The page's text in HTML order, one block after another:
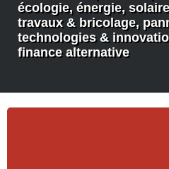
écologie, énergie,
travaux & bricolage,
technologies &
finance alternative